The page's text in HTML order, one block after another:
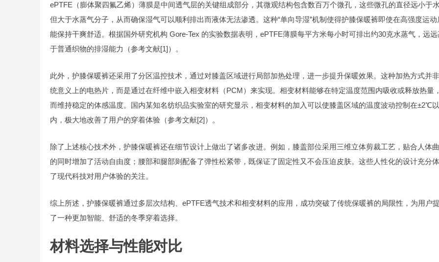
ePTFE（膨体聚四氟乙烯）薄膜是中间透气层的关键组成部分，其微观结构包含数百万个微孔，这些微孔的直径远小于
但大于水蒸气分子，从而确保湿气可以顺利排出而液体无法渗透。这种“单向导湿”机制使得护膝保暖裤即使在高强度运动
能保持干爽舒适。根据国外研究机构 Gore-Tex 的实验数据表明，ePTFE薄膜每平方米每小时可排出约30克水蒸气，远远
于普通织物的排湿能力（参考文献[1]）。
此外，护膝保暖裤还采用了分区温控技术，通过对膝盖区域进行局部加热处理，进一步提升保暖效果。这种加热方式并
统意义上的电热片，而是通过在纤维中嵌入相变材料（PCM）来实现。相变材料能够在特定温度范围内吸收或释放热量
而维持稳定的体感温度。国内某知名纺织品实验室的研究显示，相变材料的加入可以使膝盖区域的温度波动控制在±2℃以
内，极大地改善了用户的穿着体验（参考文献[2]）。
除了上述核心技术外，护膝保暖裤还在细节设计上做出了诸多改进。例如，膝盖部位采用三维立体剪裁工艺，贴合人体
的同时增加了活动自由度；腰部和腿部则配备了弹性松紧带，既保证了固定性又不会压迫皮肤。这些人性化的设计充分
了现代科技对用户体验的关注。
综上所述，护膝保暖裤通过多层次结构、ePTFE透气技术和相变材料的应用，成功突破了传统保暖裤的局限性，为用户
了一种更加智能、舒适的冬季穿着选择。
材料选择与性能对比